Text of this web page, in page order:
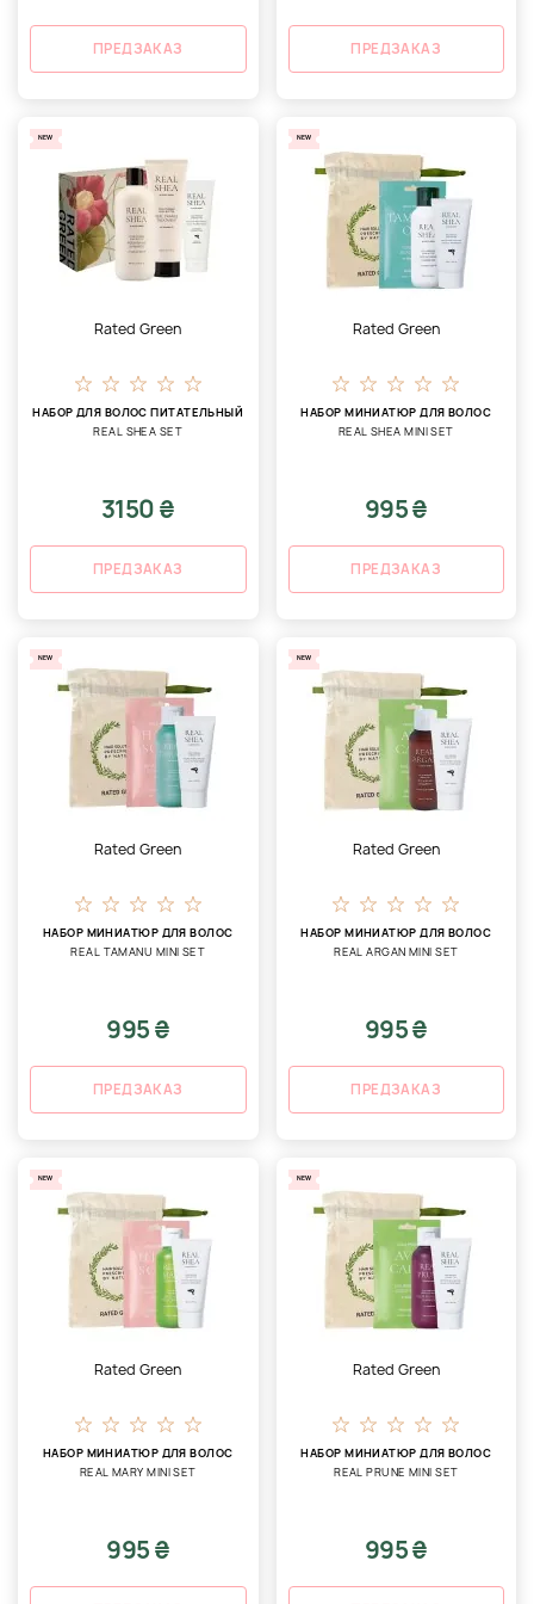
ПРЕДЗАКАЗ ПРЕДЗАКАЗ
NEW
Rated Green
НАБОР ДЛЯ ВОЛОС ПИТАТЕЛЬНЫЙ
REAL SHEA SET
3150 ₴
ПРЕДЗАКАЗ
NEW
Rated Green
НАБОР МИНИАТЮР ДЛЯ ВОЛОС
REAL SHEA MINI SET
995 ₴
ПРЕДЗАКАЗ
NEW
Rated Green
НАБОР МИНИАТЮР ДЛЯ ВОЛОС
REAL TAMANU MINI SET
995 ₴
ПРЕДЗАКАЗ
NEW
Rated Green
НАБОР МИНИАТЮР ДЛЯ ВОЛОС
REAL ARGAN MINI SET
995 ₴
ПРЕДЗАКАЗ
NEW
Rated Green
НАБОР МИНИАТЮР ДЛЯ ВОЛОС
REAL MARY MINI SET
995 ₴
NEW
Rated Green
НАБОР МИНИАТЮР ДЛЯ ВОЛОС
REAL PRUNE MINI SET
995 ₴